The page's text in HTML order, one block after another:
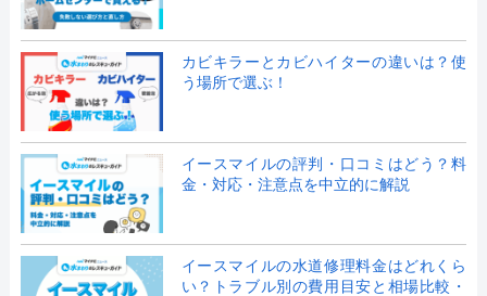
カビキラーとカビハイターの違いは？使
う場所で選ぶ！
イースマイルの評判・口コミはどう？料
金・対応・注意点を中立的に解説
イースマイルの水道修理料金はどれくら
い？トラブル別の費用目安と相場比較・